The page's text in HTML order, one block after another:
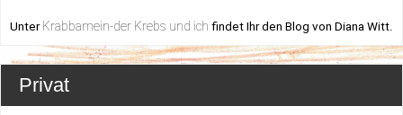
Unter Krabbamein-der Krebs und ich findet Ihr den Blog von Diana Witt.
Privat